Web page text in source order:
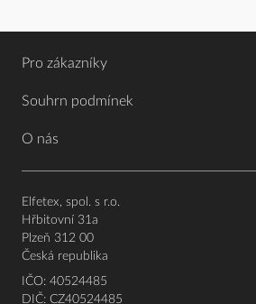
Pro zákazníky
Souhrn podmínek
O nás
Elfetex, spol. s r.o.
Hřbitovní 31a
Plzeň 312 00
Česká republika
IČO: 40524485
DIČ: CZ40524485